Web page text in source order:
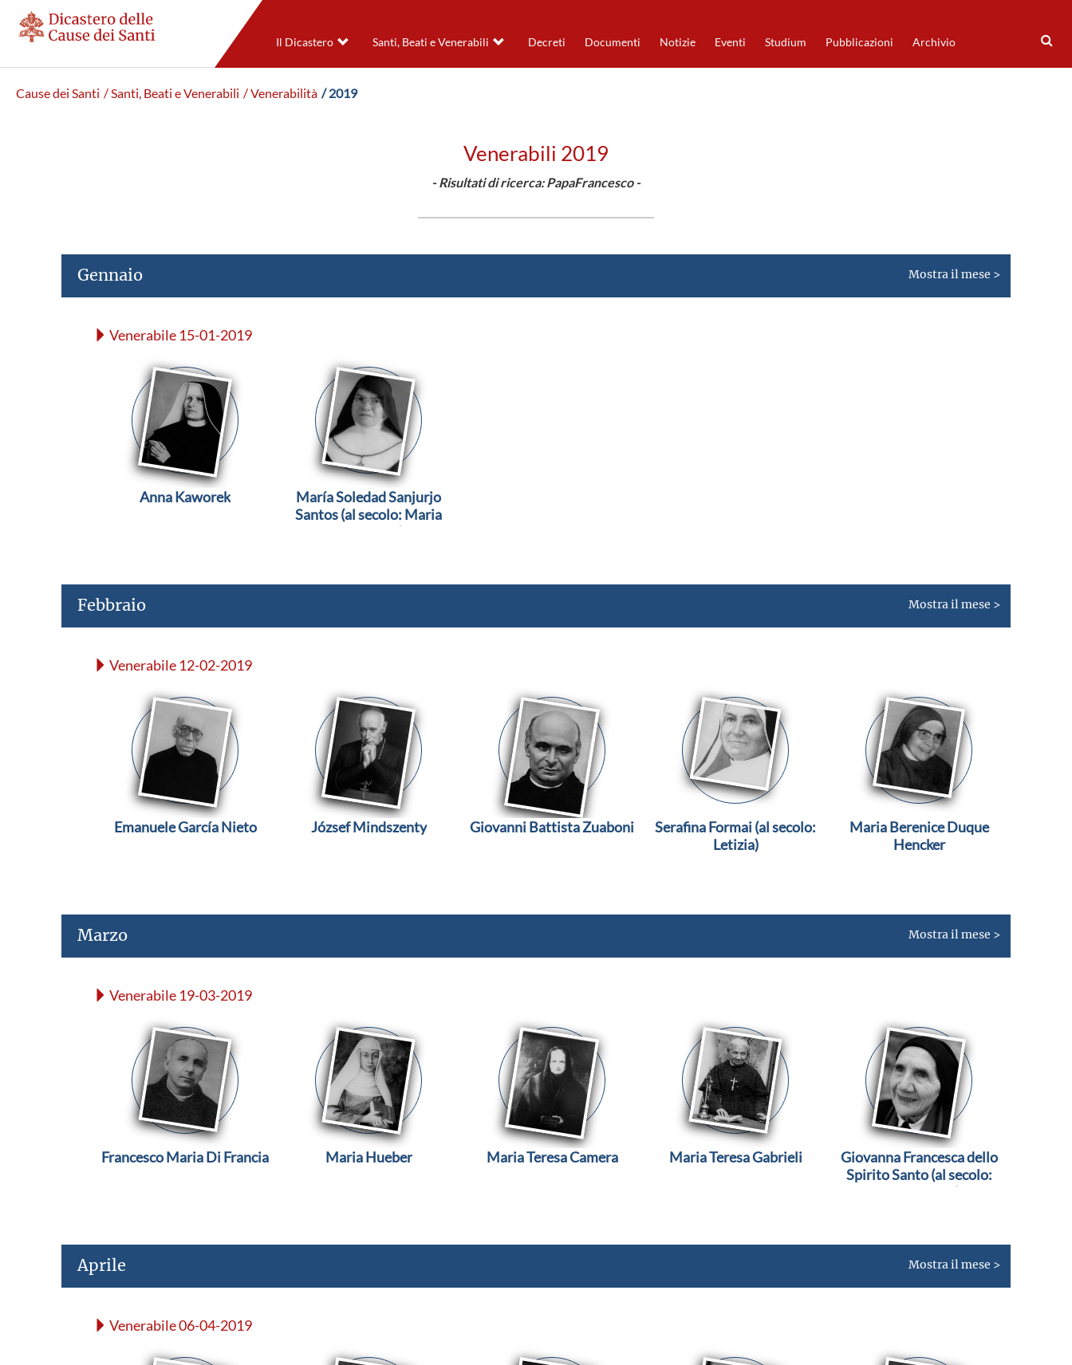
Il Dicastero Santi, Beati e Venerabili Decreti Documenti Notizie Eventi Studium Pubblicazioni Archivio
Cause dei Santi / Santi, Beati e Venerabili / Venerabilità / 2019
Venerabili 2019
- Risultati di ricerca: PapaFrancesco -
Gennaio Mostra il mese >
Venerabile 15-01-2019
Anna Kaworek
María Soledad Sanjurjo
Santos (al secolo: Maria
Febbraio Mostra il mese >
Venerabile 12-02-2019
Emanuele García Nieto József Mindszenty Giovanni Battista Zuaboni
Serafina Formai (al secolo:
Letizia)
Maria Berenice Duque
Hencker
Marzo Mostra il mese >
Venerabile 19-03-2019
Francesco Maria Di Francia Maria Hueber Maria Teresa Camera Maria Teresa Gabrieli
Giovanna Francesca dello
Spirito Santo (al secolo:
Aprile Mostra il mese >
Venerabile 06-04-2019